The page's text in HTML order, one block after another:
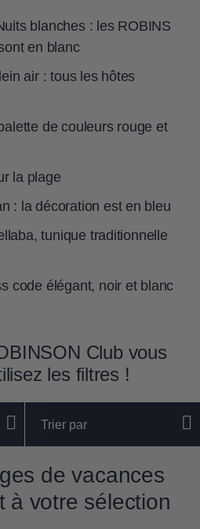
blanches : les ROBINS
en blanc
air : tous les hôtes
de couleurs rouge et
la plage
: la décoration est en bleu
tunique traditionnelle
code élégant, noir et blanc
Club vous
les filtres !
Trier par
de vacances
à votre sélection